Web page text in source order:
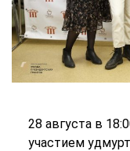
28 августа в
участием